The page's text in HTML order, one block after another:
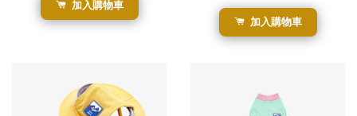
加入購物車
加入購物車